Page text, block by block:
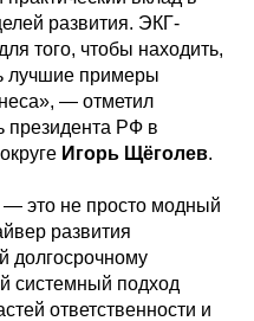
развития. ЭКГ-
того, чтобы находить,
лучшие примеры
— отметил
президента РФ в
Игорь Щёголев.
это не просто модный
развития
долгосрочному
системный подход
ответственности и